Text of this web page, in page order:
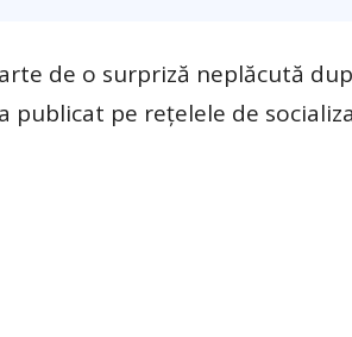
de o surpriză neplăcută
publicat pe rețelele de